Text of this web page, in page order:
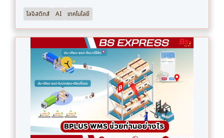
โลจิสติกส์ AI เทคโนโลยี